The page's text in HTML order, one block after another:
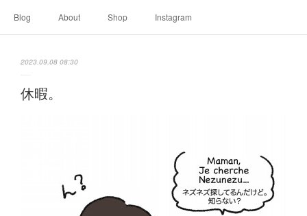
Blog About Shop Instagram
2023.09.08 08:30
休暇。